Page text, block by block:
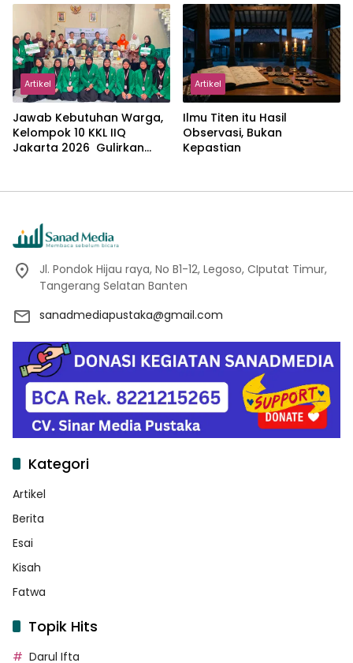
dalam Pemikiran Masykuri
Abdillah
Artikel
Jawab Kebutuhan Warga,
Kelompok 10 KKL IIQ
Jakarta 2026 Gulirkan
Artikel
Ilmu Titen itu Hasil
Observasi, Bukan
Kepastian
Jl. Pondok Hijau raya, No B1-12, Legoso, CIputat Timur,
Tangerang Selatan Banten
sanadmediapustaka@gmail.com
Kategori
Artikel
Berita
Esai
Kisah
Fatwa
Topik Hits
Darul Ifta